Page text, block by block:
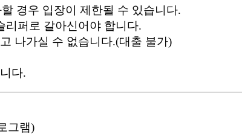
경우 입장이 제한될 수 있습니다.
리퍼로 갈아신어야 합니다.
나가실 수 없습니다.(대출 불가)
다.
그램)